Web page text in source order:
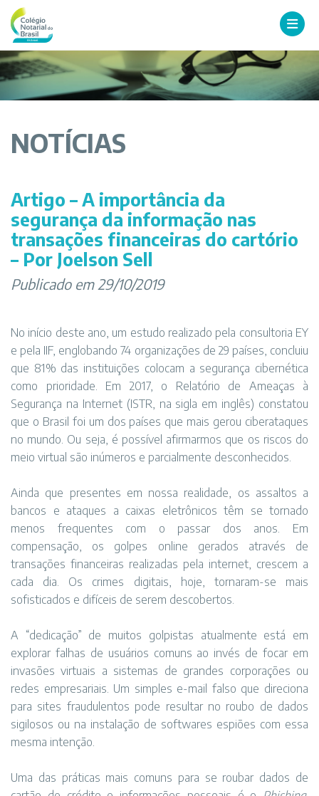
NOTÍCIAS
Artigo – A importância da
segurança da informação nas
transações financeiras do cartório
– Por Joelson Sell
Publicado em 29/10/2019
No início deste ano, um estudo realizado pela consultoria EY
e pela IIF, englobando 74 organizações de 29 países, concluiu
que 81% das instituições colocam a segurança cibernética
como prioridade. Em 2017, o Relatório de Ameaças à
Segurança na Internet (ISTR, na sigla em inglês) constatou
que o Brasil foi um dos países que mais gerou ciberataques
no mundo. Ou seja, é possível afirmarmos que os riscos do
meio virtual são inúmeros e parcialmente desconhecidos.
Ainda que presentes em nossa realidade, os assaltos a
bancos e ataques a caixas eletrônicos têm se tornado
menos frequentes com o passar dos anos. Em
compensação, os golpes online gerados através de
transações financeiras realizadas pela internet, crescem a
cada dia. Os crimes digitais, hoje, tornaram-se mais
sofisticados e difíceis de serem descobertos.
A “dedicação” de muitos golpistas atualmente está em
explorar falhas de usuários comuns ao invés de focar em
invasões virtuais a sistemas de grandes corporações ou
redes empresariais. Um simples e-mail falso que direciona
para sites fraudulentos pode resultar no roubo de dados
sigilosos ou na instalação de softwares espiões com essa
mesma intenção.
Uma das práticas mais comuns para se roubar dados de